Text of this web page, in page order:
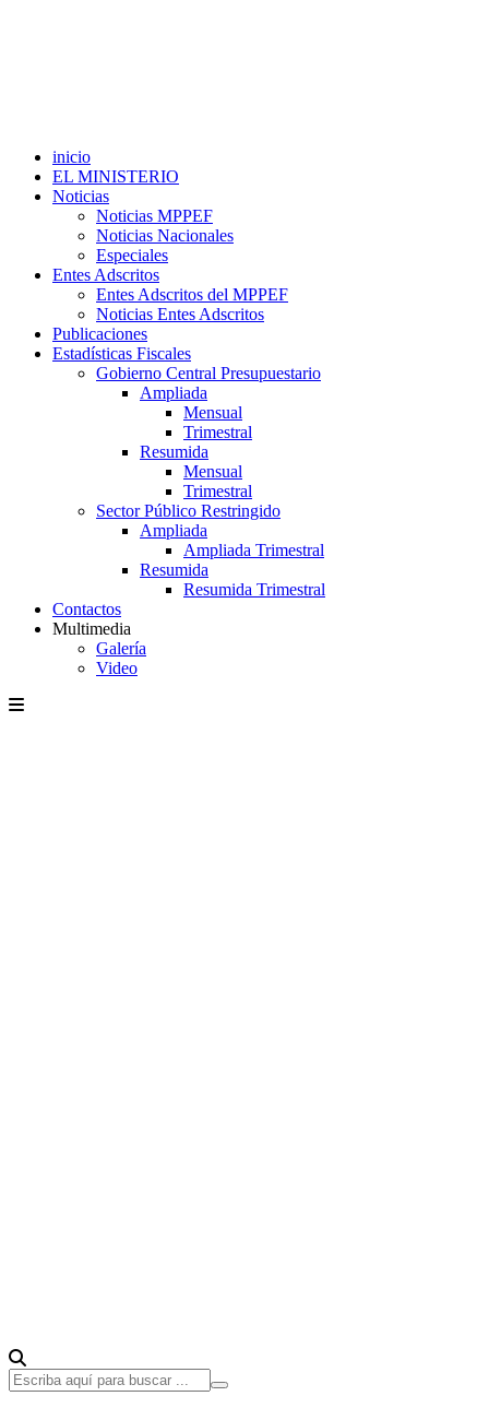
inicio
EL MINISTERIO
Noticias
Noticias MPPEF
Noticias Nacionales
Especiales
Entes Adscritos
Entes Adscritos del MPPEF
Noticias Entes Adscritos
Publicaciones
Estadísticas Fiscales
Gobierno Central Presupuestario
Ampliada
Mensual
Trimestral
Resumida
Mensual
Trimestral
Sector Público Restringido
Ampliada
Ampliada Trimestral
Resumida
Resumida Trimestral
Contactos
Multimedia
Galería
Video